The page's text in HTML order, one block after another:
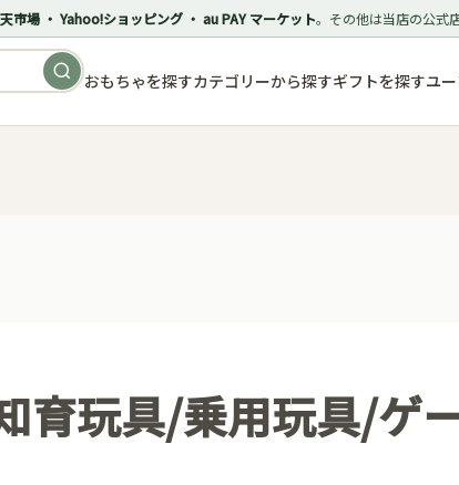
市場 ・ Yahoo!ショッピング ・ au PAY マーケット。その他は当店の公式
おもちゃを探すカテゴリーから探すギフトを探すユ
育玩具/乗用玩具/ゲ